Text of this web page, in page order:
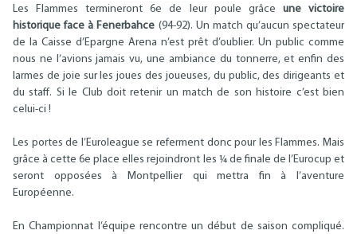
Les Flammes termineront 6e de leur poule grâce une victoire
historique face à Fenerbahce (94-92). Un match qu’aucun spectateur
de la Caisse d’Epargne Arena n’est prêt d’oublier. Un public comme
nous ne l’avions jamais vu, une ambiance du tonnerre, et enfin des
larmes de joie sur les joues des joueuses, du public, des dirigeants et
du staff. Si le Club doit retenir un match de son histoire c’est bien
celui-ci !
Les portes de l’Euroleague se referment donc pour les Flammes. Mais
grâce à cette 6e place elles rejoindront les ¼ de finale de l’Eurocup et
seront opposées à Montpellier qui mettra fin à l’aventure
Européenne.
En Championnat l’équipe rencontre un début de saison compliqué.